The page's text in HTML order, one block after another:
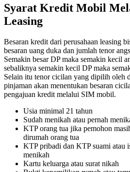
Syarat Kredit Mobil
Leasing
Besaran kredit dari perusahaan leasing
besaran uang duka dan jumlah tenor
Semakin besar DP maka semakin kecil
sebaliknya semakin kecil DP maka
Selain itu tenor cicilan yang dipilih oleh
pinjaman akan menentukan besaran
pengajuan kredit melalui SIM mobil.
Usia minimal 21 tahun
Sudah menikah atau pernah
KTP orang tua jika pemohon
dirumah orang tua
KTP pribadi dan KTP suami atau
menikah
Kartu keluarga atau surat nikah